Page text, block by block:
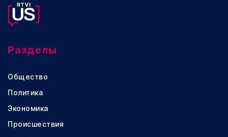
Разделы
Общество
Политика
Экономика
Происшествия